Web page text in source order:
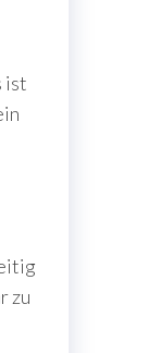
ist
zu